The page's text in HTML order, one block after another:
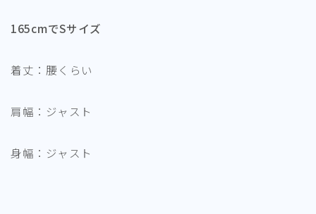
165cmでSサイズ
着丈：腰くらい
肩幅：ジャスト
身幅：ジャスト